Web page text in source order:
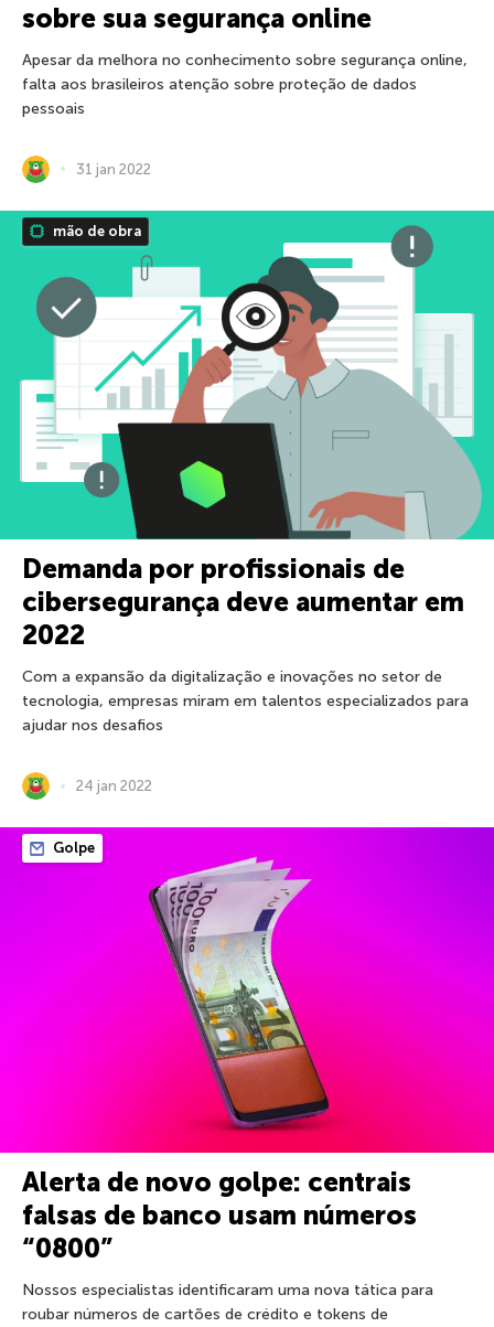
sobre sua segurança online
Apesar da melhora no conhecimento sobre segurança online,
falta aos brasileiros atenção sobre proteção de dados
pessoais
31 jan 2022
mão de obra
Demanda por profissionais de
cibersegurança deve aumentar em
2022
Com a expansão da digitalização e inovações no setor de
tecnologia, empresas miram em talentos especializados para
ajudar nos desafios
24 jan 2022
Golpe
Alerta de novo golpe: centrais
falsas de banco usam números
“0800”
Nossos especialistas identificaram uma nova tática para
roubar números de cartões de crédito e tokens de